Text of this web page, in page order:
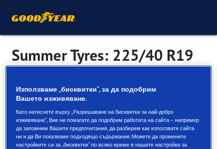
Summer Tyres: 225/40 R19
Summer tyres are designed for mild conditions, so can be
used year-round in many regions. They handle and grip
well on dry and wet roads, and work best above 7°C.
Designed to: provide excellent performance on both wet
and dry roads.
Използваме „бисквитки“, за да подобрим
Вашето изживяване.
Като натиснете върху „Разрешаване на бисквитки за най-добро
изживяване“, Вие ни помагате да подобрим работата на сайта – например
да запомним Вашите предпочитания, да разберем как използвате сайта
ни и да Ви показваме подходящо съдържание. Можете да промените
настройките си за „бисквитки“ по всяко време в нашите настройки за